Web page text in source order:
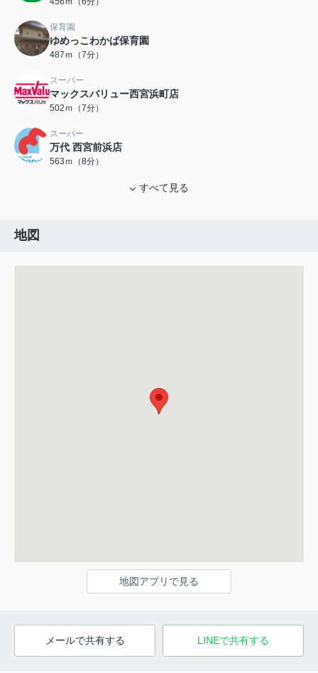
保育園
ゆめっこわかば保育園
487ｍ（7分）
スーパー
マックスバリュー西宮浜町店
502ｍ（7分）
スーパー
万代 西宮前浜店
563ｍ（8分）
すべて見る
地図
地図アプリで見る
メールで共有する LINEで共有する